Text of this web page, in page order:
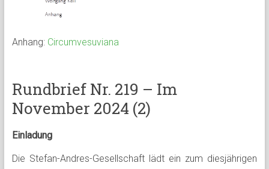
Anhang: Circumvesuviana
Rundbrief Nr. 219 – Im
November 2024 (2)
Einladung
Die Stefan-Andres-Gesellschaft lädt ein zum diesjährigen